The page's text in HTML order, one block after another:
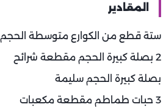
المقادير
ستة قطع من الكوارع متوسطة الحجم
2 بصلة كبيرة الحجم مقطعة شرائح
بصلة كبيرة الحجم سليمة
3 حبات طماطم مقطعة مكعبات